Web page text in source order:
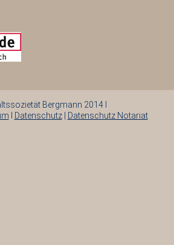
Bergmann 2014 I
Datenschutz| Datenschutz Notariat